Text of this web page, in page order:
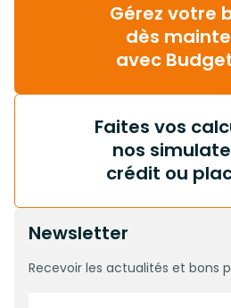
Gérez votre
dès
avec
Faites vos
nos
crédit ou
Newsletter
Recevoir les actualités et bons